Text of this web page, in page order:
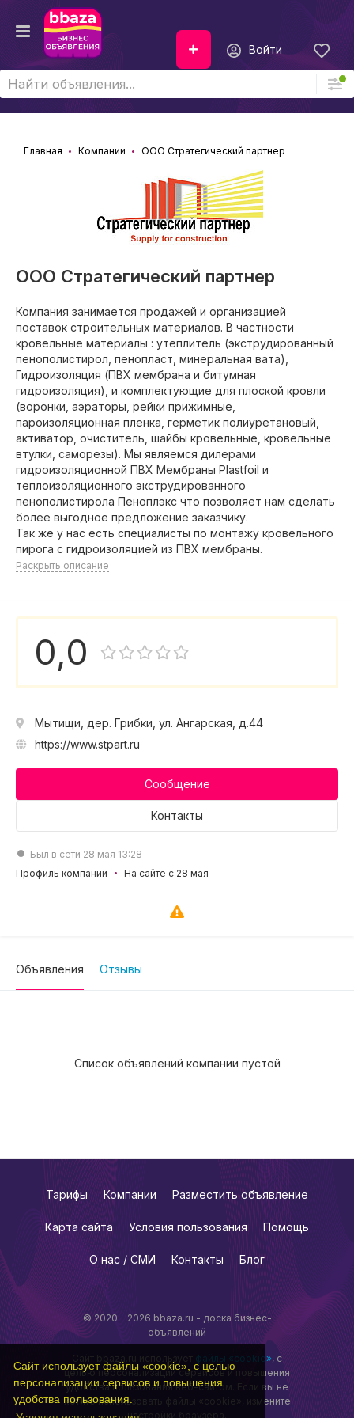
Сайт использует файлы «cookie», с целью
персонализации сервисов и повышения
удобства пользования.
Войти
Главная Компании ООО Стратегический партнер
ООО Стратегический партнер
Компания занимается продажей и организацией
поставок строительных материалов. В частности
кровельные материалы : утеплитель (экструдированный
пенополистирол, пенопласт, минеральная вата),
Гидроизоляция (ПВХ мембрана и битумная
гидроизоляция), и комплектующие для плоской кровли
(воронки, аэраторы, рейки прижимные,
пароизоляционная пленка, герметик полиуретановый,
активатор, очиститель, шайбы кровельные, кровельные
втулки, саморезы). Мы являемся дилерами
гидроизоляционной ПВХ Мембраны Plastfoil и
теплоизоляционного экструдированного
пенополистирола Пеноплэкс что позволяет нам сделать
более выгодное предложение заказчику.
Так же у нас есть специалисты по монтажу кровельного
пирога с гидроизоляцией из ПВХ мембраны.
Раскрыть описание
0,0
Мытищи, дер. Грибки, ул. Ангарская, д.44
https://www.stpart.ru
Сообщение
Контакты
Был в сети 28 мая 13:28
Профиль компании
На сайте с 28 мая
Объявления Отзывы
Список объявлений компании пустой
© 2020 - 2026 bbaza.ru - доска бизнес-
объявлений
Сайт bbaza.ru использует файлы «cookie», с
целью персонализации сервисов и повышения
удобства пользования веб-сайтом. Если вы не
хотите использовать файлы «cookie», измените
настройки браузера.
Тарифы Компании Разместить объявление
Карта сайта Условия пользования Помощь
О нас / СМИ Контакты Блог